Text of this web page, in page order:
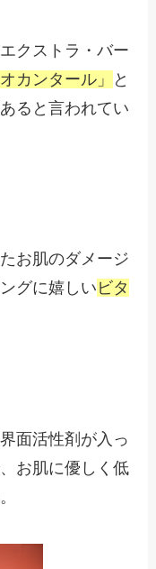
クストラ・バー
カンタール」
と
ると言われてい
お肌のダメージ
グに嬉しい ビタ
面活性剤が入っ
お肌に優しく低